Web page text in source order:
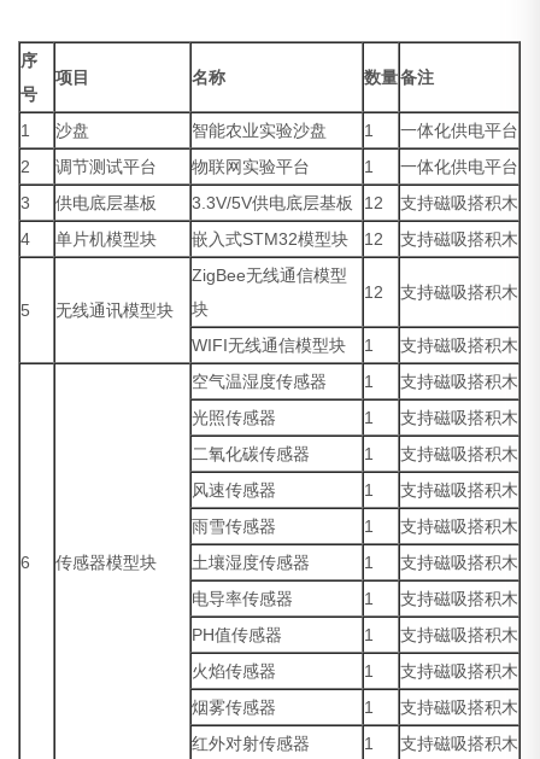
序
号
项目 名称 数量备注
1 沙盘 智能农业实验沙盘 1
一体化供电平台
2
调节测试平台 物联网实验平台 1
一体化供电平台
3
供电底层基板 3.3V/5V供电底层基板 12
支持磁吸搭积木
4
单片机模型块 嵌入式STM32模型块 12 支持磁吸搭积木
5 无线通讯模型块
ZigBee无线通信模型
块
12 支持磁吸搭积木
WIFI无线通信模型块 1 支持磁吸搭积木
6 传感器模型块
空气温湿度传感器 1
支持磁吸搭积木
光照传感器
1
支持磁吸搭积木
二氧化碳传感器
1
支持磁吸搭积木
风速传感器
1
支持磁吸搭积木
雨雪传感器
1
支持磁吸搭积木
土壤湿度传感器
1
支持磁吸搭积木
电导率传感器
1
支持磁吸搭积木
PH值传感器
1
支持磁吸搭积木
火焰传感器
1
支持磁吸搭积木
烟雾传感器
1
支持磁吸搭积木
红外对射传感器
1 支持磁吸搭积木